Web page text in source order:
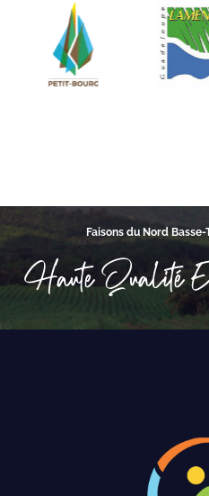
Faisons du Nord
Haute Qualité